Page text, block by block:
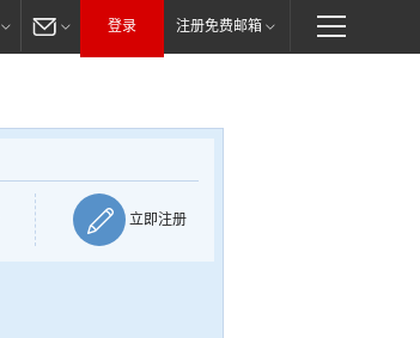
登录 注册免费邮箱
立即注册